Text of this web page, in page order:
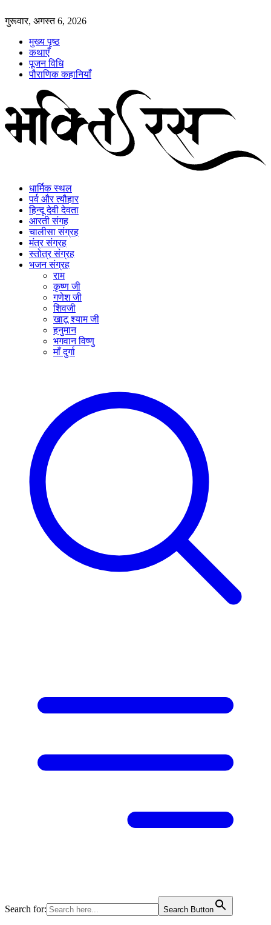
गुरूवार, अगस्त 6, 2026
मुख्य पृष्ठ
कथाएँ
पूजन विधि
पौराणिक कहानियाँ
धार्मिक स्थल
पर्व और त्यौहार
हिन्दू देवी देवता
आरती संगह
चालीसा संग्रह
मंत्र संग्रह
स्तोत्र संग्रह
भजन संग्रह
राम
कृष्ण जी
गणेश जी
शिवजी
खाटू श्याम जी
हनुमान
भगवान विष्णु
माँ दुर्गा
Search for: Search Button